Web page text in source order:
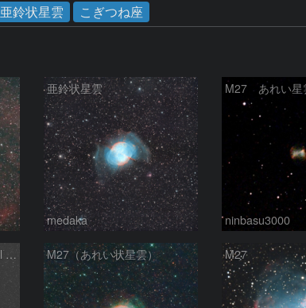
亜鈴状星雲 こぎつね座
亜鈴状星雲
medaka
M27 あれい星
ninbasu3000
M27 あれい星雲 (Dumbbel Nebura/Apple Core Nebula) M27（あれい状星雲） M27